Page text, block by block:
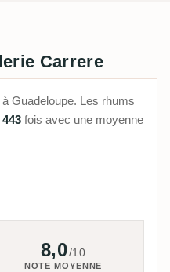
Carrere
Guadeloupe. Les rhums
443 fois avec une moyenne
8,0/10
NOTE MOYENNE